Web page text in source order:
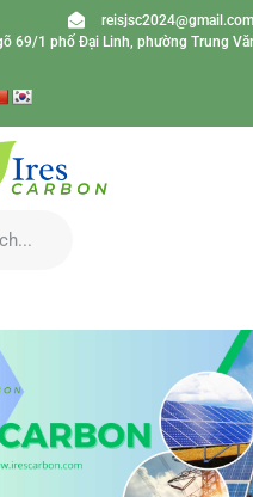
reisjsc2024@gmail.com
69/1 phố Đại Linh, phường Trung